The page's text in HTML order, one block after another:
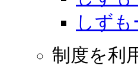
しず
制度を利